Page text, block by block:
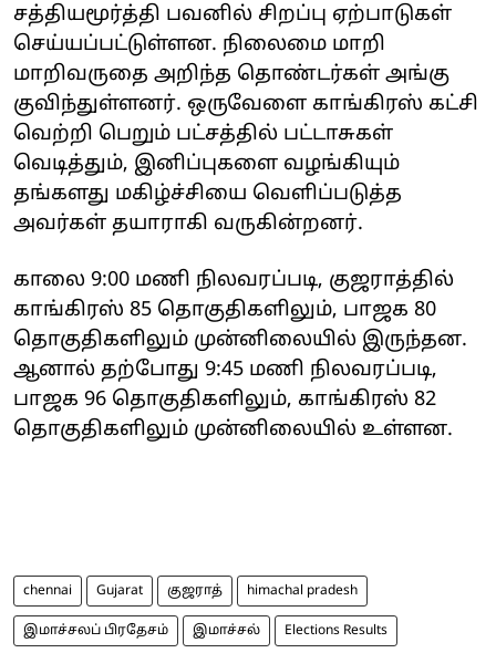
சத்தியமூர்த்தி பவனில் சிறப்பு ஏற்பாடுகள்
செய்யப்பட்டுள்ளன. நிலைமை மாறி
மாறிவருதை அறிந்த தொண்டர்கள் அங்கு
குவிந்துள்ளனர். ஒருவேளை காங்கிரஸ் கட்சி
வெற்றி பெறும் பட்சத்தில் பட்டாசுகள்
வெடித்தும், இனிப்புகளை வழங்கியும்
தங்களது மகிழ்ச்சியை வெளிப்படுத்த
அவர்கள் தயாராகி வருகின்றனர்.
காலை 9:00 மணி நிலவரப்படி, குஜராத்தில்
காங்கிரஸ் 85 தொகுதிகளிலும், பாஜக 80
தொகுதிகளிலும் முன்னிலையில் இருந்தன.
ஆனால் தற்போது 9:45 மணி நிலவரப்படி,
பாஜக 96 தொகுதிகளிலும், காங்கிரஸ் 82
தொகுதிகளிலும் முன்னிலையில் உள்ளன.
chennai Gujarat குஜராத் himachal pradesh
இமாச்சலப் பிரதேசம் இமாச்சல் Elections Results